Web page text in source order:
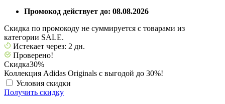
Промокод действует до: 08.08.2026
Скидка по промокоду не суммируется с товарами из
категории SALE.
Истекает через: 2 дн.
Проверено!
Скидка30%
Коллекция Adidas Originals с выгодой до 30%!
Условия скидки
Получить скидку